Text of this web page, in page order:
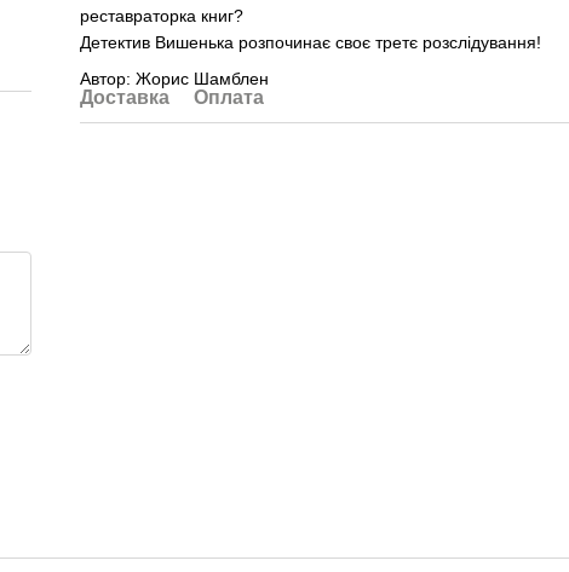
реставраторка книг?
Детектив Вишенька розпочинає своє третє розслідування!
Автор: Жорис Шамблен
Доставка Оплата